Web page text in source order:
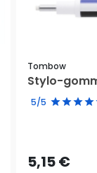
Tombow
Stylo-
5/5
5,15 €